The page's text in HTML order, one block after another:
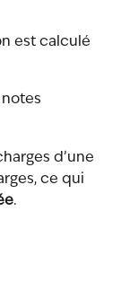
est calculé
d’une
ce qui
.